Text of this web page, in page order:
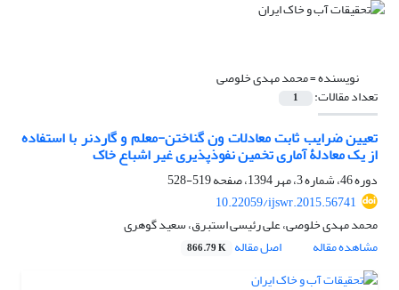
نویسنده =محمد مهدی خلوصی
تعداد مقالات: 1
تعیین ضرایب ثابت معادلات ون گناختن-معلم و گاردنر با استفاده
از یک معادلۀ آماری تخمین نفوذپذیری غیر اشباع خاک
دوره 46، شماره 3، مهر 1394، صفحه
519-528
10.22059/ijswr.2015.56741
محمد مهدی خلوصی، علی رئیسی استبرق، سعید گوهری
مشاهده مقاله
اصل مقاله 866.79 K